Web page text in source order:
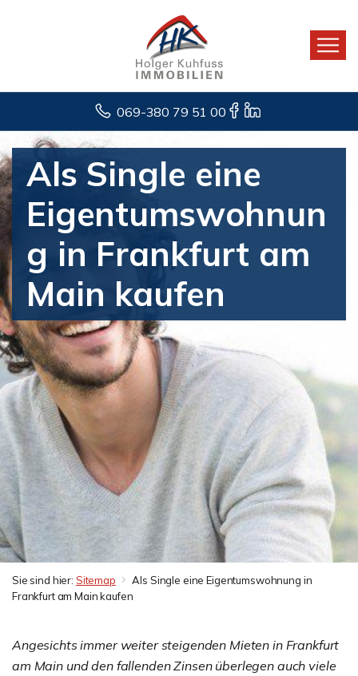
069-380 79 51 00
Als Single eine
Eigentumswohnun
g in Frankfurt am
Main kaufen
Sie sind hier: Sitemap
Als Single eine Eigentumswohnung in
Frankfurt am Main kaufen
Angesichts immer weiter steigenden Mieten in Frankfurt
am Main und den fallenden Zinsen überlegen auch viele